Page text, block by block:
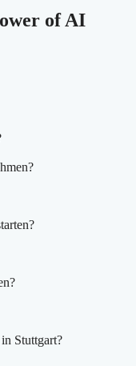
of AI
Stuttgart?